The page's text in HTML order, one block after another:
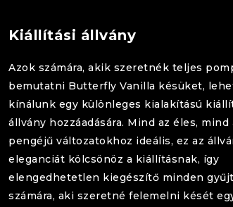
Kiállítási állvány
Azok számára, akik szeretnék teljes
bemutatni Butterfly Vanilla késüket,
kínálunk egy különleges kialakítású
állvány hozzáadására. Mind az éles, mind
pengéjű változatokhoz ideális, ez az
eleganciát kölcsönöz a kiállításnak, így
elengedhetetlen kiegészítő minden
számára, aki szeretné felemelni kését